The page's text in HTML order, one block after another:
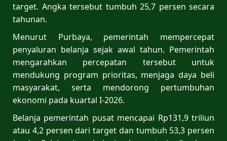
target. Angka tersebut tumbuh 25,7 persen secara
tahunan.
Menurut Purbaya, pemerintah mempercepat
penyaluran belanja sejak awal tahun. Pemerintah
mengarahkan percepatan tersebut untuk
mendukung program prioritas, menjaga daya beli
masyarakat, serta mendorong pertumbuhan
ekonomi pada kuartal I-2026.
Belanja pemerintah pusat mencapai Rp131,9 triliun
atau 4,2 persen dari target dan tumbuh 53,3 persen